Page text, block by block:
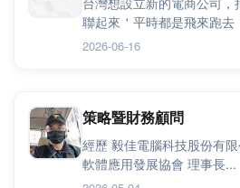
聯起來＇平時都是飛來跑去
2026-06-16
策略暨財務顧問
經歷 毅佳電腦科技股份有限公司 總經理 高雄市自由
軟體應用發展協會 理事長...